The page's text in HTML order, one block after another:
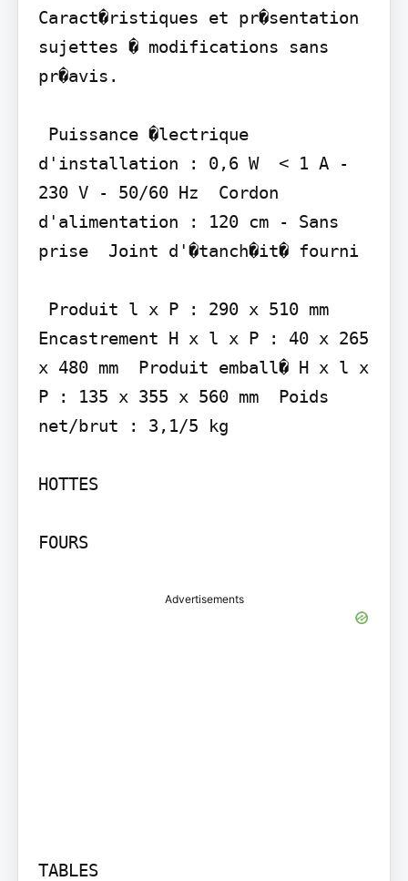
Caract�ristiques et pr�sentation
sujettes � modifications sans
pr�avis.
d'installation : 0,6 W  < 1 A -
230 V - 50/60 Hz  Cordon
d'alimentation : 120 cm - Sans
prise  Joint d'�tanch�it� fourni
Encastrement H x l x P : 40 x 265
x 480 mm  Produit emball� H x l x
P : 135 x 355 x 560 mm  Poids
net/brut : 3,1/5 kg
HOTTES
FOURS
Advertisements
TABLES